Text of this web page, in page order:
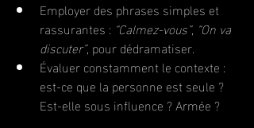
Employer des phrases simples et
rassurantes : “Calmez-vous”, “On va
discuter”, pour dédramatiser.
Évaluer constamment le contexte :
est-ce que la personne est seule ?
Est-elle sous influence ? Armée ?